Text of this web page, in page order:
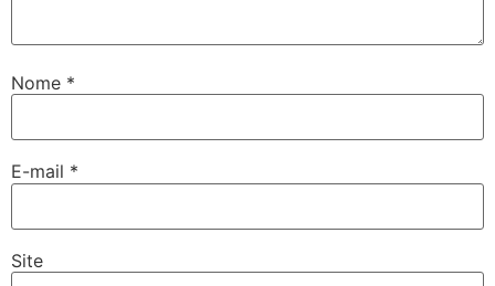
Nome *
E-mail *
Site